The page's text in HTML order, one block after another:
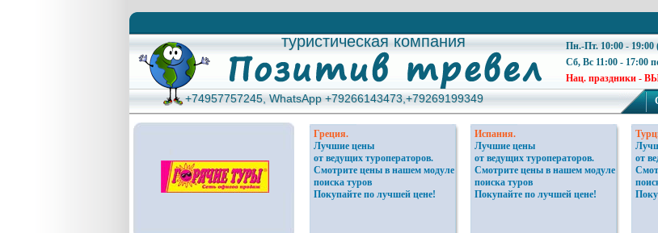
туристическая компания
туристическая компания
Пн.-Пт. 10:00 - 19:00
Сб, Вс 11:00 - 17:00
Нац. праздники -
+74957757245, WhatsApp +79266143473,+79269199349
+74957757245, WhatsApp +79266143473,+79269199349
Греция.
Лучшие цены
от ведущих туроператоров.
Смотрите цены в нашем модуле
поиска туров
Покупайте по лучшей цене!
Испания.
Лучшие цены
от ведущих туроператоров.
Смотрите цены в нашем модуле
поиска туров
Покупайте по лучшей цене!
от